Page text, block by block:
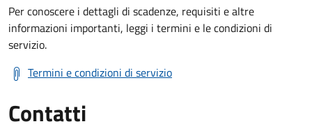
Per conoscere i dettagli di scadenze, requisiti e altre
informazioni importanti, leggi i termini e le condizioni di
servizio.
Termini e condizioni di servizio
Contatti